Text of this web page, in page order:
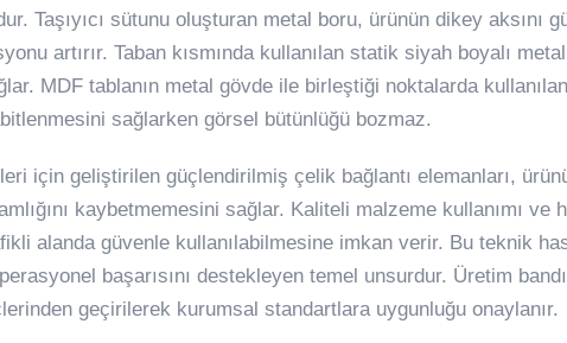
Taşıyıcı sütunu oluşturan metal boru, ürünün dikey aksını
artırır. Taban kısmında kullanılan statik siyah boyalı
MDF tablanın metal gövde ile birleştiği noktalarda
sağlarken görsel bütünlüğü bozmaz.
için geliştirilen güçlendirilmiş çelik bağlantı elemanları,
kaybetmemesini sağlar. Kaliteli malzeme kullanımı ve
alanda güvenle kullanılabilmesine imkan verir. Bu teknik
başarısını destekleyen temel unsurdur. Üretim
geçirilerek kurumsal standartlara uygunluğu onaylanır.